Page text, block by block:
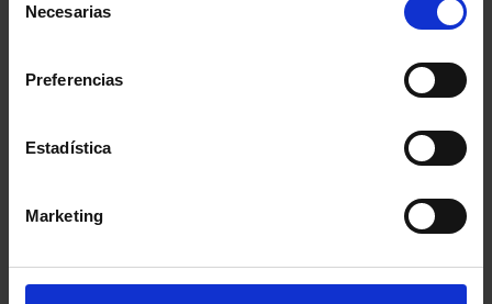
Necesarias
Preferencias
Estadística
Marketing
La atención a los colegiados y ciudadanos se prestará
Noticias